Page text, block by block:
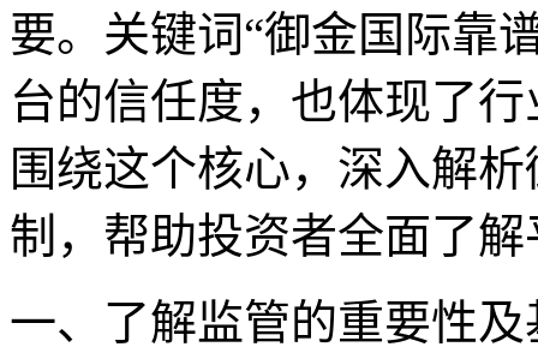
要。关键词“御金国际靠
台的信任度，也体现了
围绕这个核心，深入解
制，帮助投资者全面了
一、了解监管的重要性